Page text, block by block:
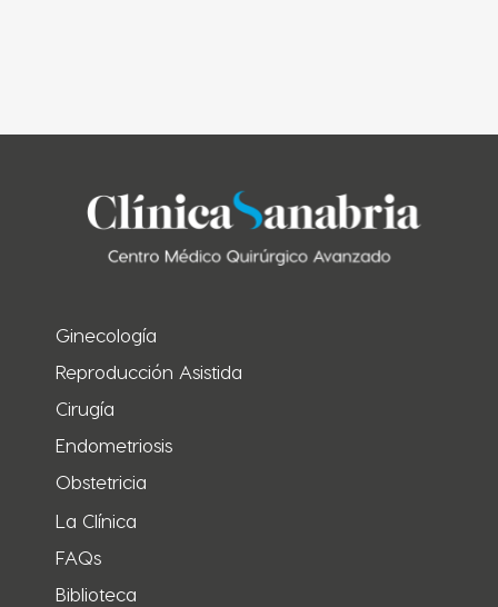
Ginecología
Reproducción Asistida
Cirugía
Endometriosis
Obstetricia
La Clínica
FAQs
Biblioteca